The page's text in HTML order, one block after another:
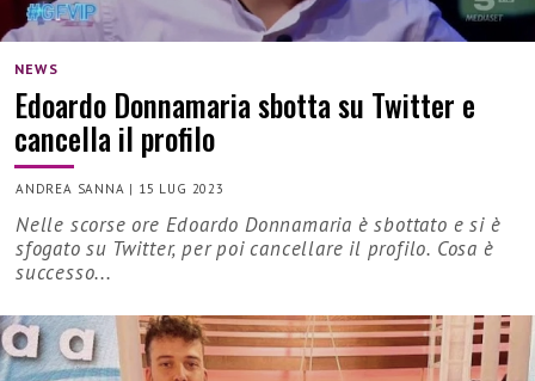
NEWS
Edoardo Donnamaria sbotta su Twitter e
cancella il profilo
ANDREA SANNA | 15 LUG 2023
Nelle scorse ore Edoardo Donnamaria è sbottato e si è
sfogato su Twitter, per poi cancellare il profilo. Cosa è
successo...